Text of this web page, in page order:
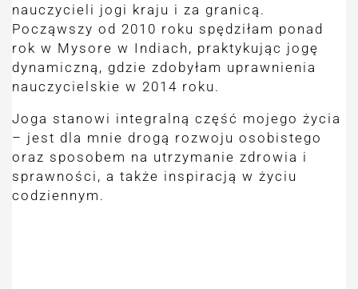
nauczycieli jogi kraju i za granicą.
Począwszy od 2010 roku spędziłam ponad
rok w Mysore w Indiach, praktykując jogę
dynamiczną, gdzie zdobyłam uprawnienia
nauczycielskie w 2014 roku.
Joga stanowi integralną część mojego życia
– jest dla mnie drogą rozwoju osobistego
oraz sposobem na utrzymanie zdrowia i
sprawności, a także inspiracją w życiu
codziennym.